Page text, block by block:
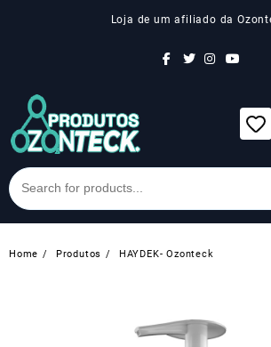
Loja de um afiliado da
Home Produtos HAYDEK- Ozonteck